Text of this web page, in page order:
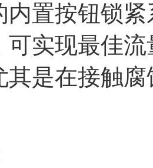
内置按钮锁
可实现最佳
其是在接触